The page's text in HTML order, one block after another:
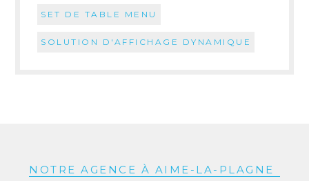
SET DE TABLE MENU
SOLUTION D'AFFICHAGE DYNAMIQUE
NOTRE AGENCE À AIME-LA-PLAGNE